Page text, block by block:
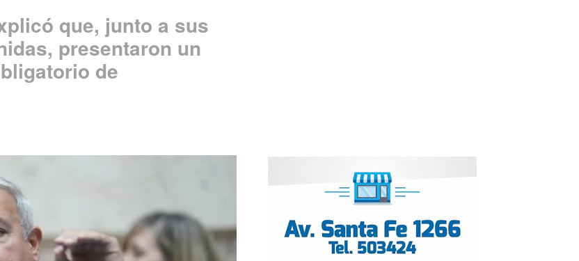
que, junto a sus
presentaron un
de